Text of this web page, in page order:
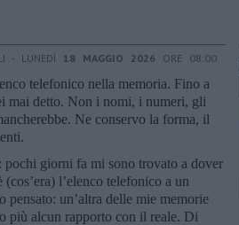
- LUNEDÌ 18 MAGGIO 2026 ORE 08:00
telefonico nella memoria. Fino a
mai detto. Non i nomi, i numeri, gli
Ne conservo la forma, il
pochi giorni fa mi sono trovato a dover
(cos’era) l’elenco telefonico a un
pensato: un’altra delle mie memorie
più alcun rapporto con il reale. Di